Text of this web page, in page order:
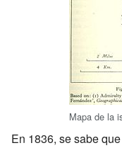
Mapa de la
En 1836, se sabe